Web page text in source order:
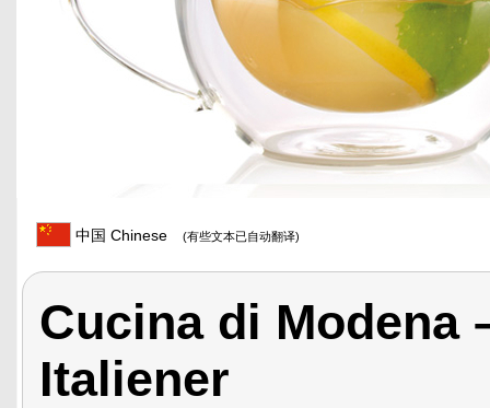
中国 Chinese (有些文本已自动翻译)
Cucina di Modena
Italiener